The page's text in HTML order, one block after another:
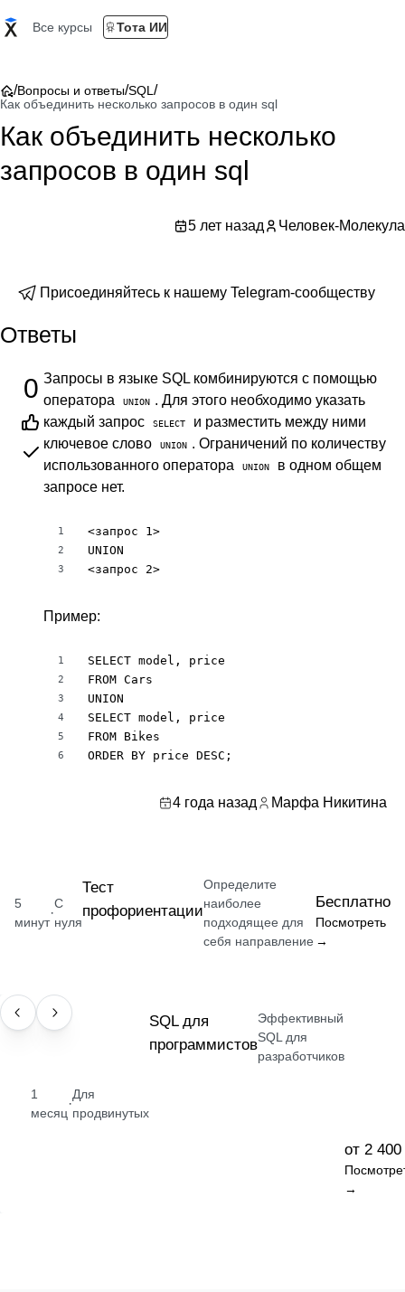
Все курсы Тота ИИ
/Вопросы и ответы/SQL /
Как объединить несколько запросов в один sql
Как объединить несколько
запросов в один sql
5 лет назад Человек-Молекула
Присоединяйтесь к нашему Telegram-сообществу
Ответы
0 Запросы в языке SQL комбинируются с помощью
оператора
UNION . Для этого необходимо указать
каждый запрос
SELECT
и разместить между ними
ключевое слово
UNION . Ограничений по количеству
использованного оператора
UNION
в одном общем
запросе нет.
1
2
3
<запрос 1>
UNION
<запрос 2>
Пример:
1
2
3
4
5
6
SELECT model, price
FROM Cars
UNION
SELECT model, price
FROM Bikes
ORDER BY price DESC;
4 года назад Марфа Никитина
5
минут
·
С
нуля
Тест
профориентации
Определите
наиболее
подходящее для
себя направление
Бесплатно
Посмотреть
→
НАВЫК
1
месяц
·
Для
продвинутых
SQL для
программистов
Эффективный
SQL для
разработчиков
от 2
→